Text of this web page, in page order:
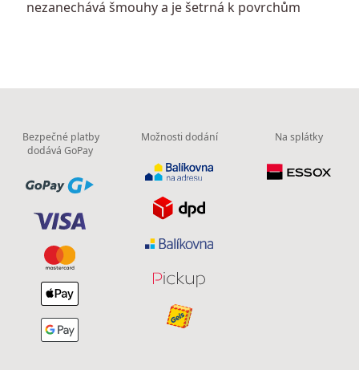
nezanechává šmouhy a je šetrná k povrchům
Bezpečné platby
dodává GoPay
Možnosti dodání Na splátky